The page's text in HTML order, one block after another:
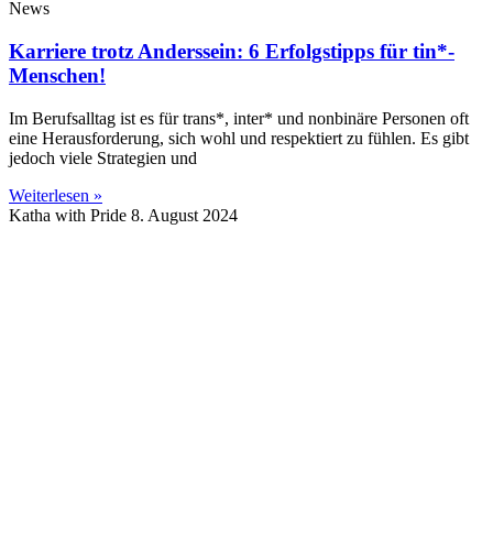
News
Karriere trotz Anderssein: 6 Erfolgstipps für tin*-
Menschen!
Im Berufsalltag ist es für trans*, inter* und nonbinäre Personen oft
eine Herausforderung, sich wohl und respektiert zu fühlen. Es gibt
jedoch viele Strategien und
Weiterlesen »
Katha with Pride 8. August 2024